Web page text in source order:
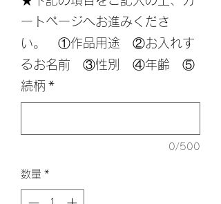
ートページへお進みくださ
い。 ①作品用途 ②お入れす
るお名前 ③性別 ④年齢 ⑤
続柄 *
0/500
数量 *